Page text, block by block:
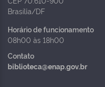
Brasília/DF
Horário de funcionamento
08h00 às 18h00
Contato
biblioteca@enap.gov.br